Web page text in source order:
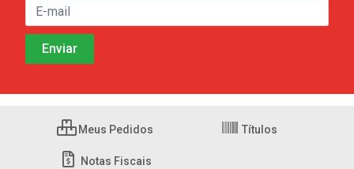
Meus Pedidos Títulos
Notas Fiscais